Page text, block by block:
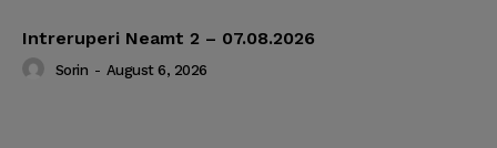
Intreruperi Neamt 2 – 07.08.2026
Sorin - August 6, 2026